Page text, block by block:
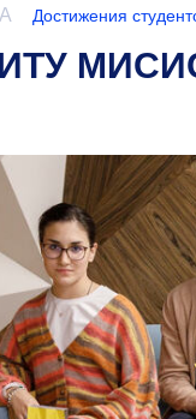
Достижения